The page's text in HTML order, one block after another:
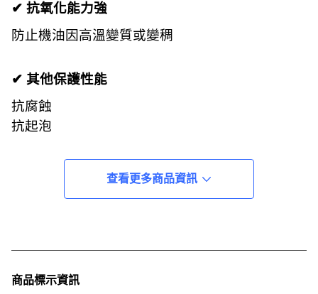
✔ 抗氧化能力強
防止機油因高溫變質或變稠
✔ 其他保護性能
抗腐蝕
抗起泡
機油等級規格符合
查看更多商品資訊
商品標示資訊